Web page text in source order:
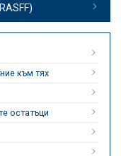
към тях
остатъци